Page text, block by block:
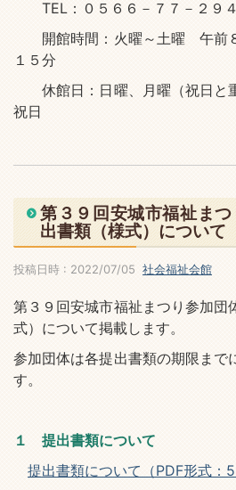
TEL：０５６６－７７－２９
開館時間：火曜～土曜 午前
１５分
休館日：日曜、月曜（祝日と重
祝日
第３９回安城市福祉ま
出書類（様式）について
投稿日時 : 2022/07/05 社会福祉会館
第３９回安城市福祉まつり参加団
式）について掲載します。
参加団体は各提出書類の期限まで
す。
１ 提出書類について
提出書類について（PDF形式：